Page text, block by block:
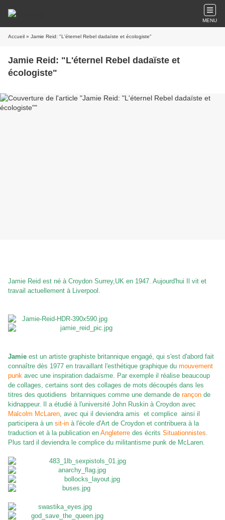
MENU
Accueil » Jamie Reid: "L'éternel Rebel dadaïste et écologiste"
Jamie Reid: "L'éternel Rebel dadaïste et
écologiste"
Jamie Reid est né à Croydon Surrey,UK en 1947. Aujourd'hui Il vit et
travail actuellement à Liverpool.
Jamie est un artiste graphiste britannique engagé, qui s'est d'abord fait
connaître dès 1977 en travaillant l'esthétique graphique du mouvement
punk avec une inspiration dadaïsme. Par exemple il réalise beaucoup
de collages, certains sont des collages de mots découpés dans les
titres des quotidiens britanniques comme une demande de rançon de
kidnappeur. Il a étudié à l'université John Ruskin à Croydon avec
Malcolm McLaren, avec qui il deviendra amis et complice ainsi il
participera à un sit-in à l'école d'Art de Croydon et contribuera à la
traduction et à la publication en Angleterre des écrits Situationnistes.
Plus tard il deviendra le complice du militantisme punk de McLaren.